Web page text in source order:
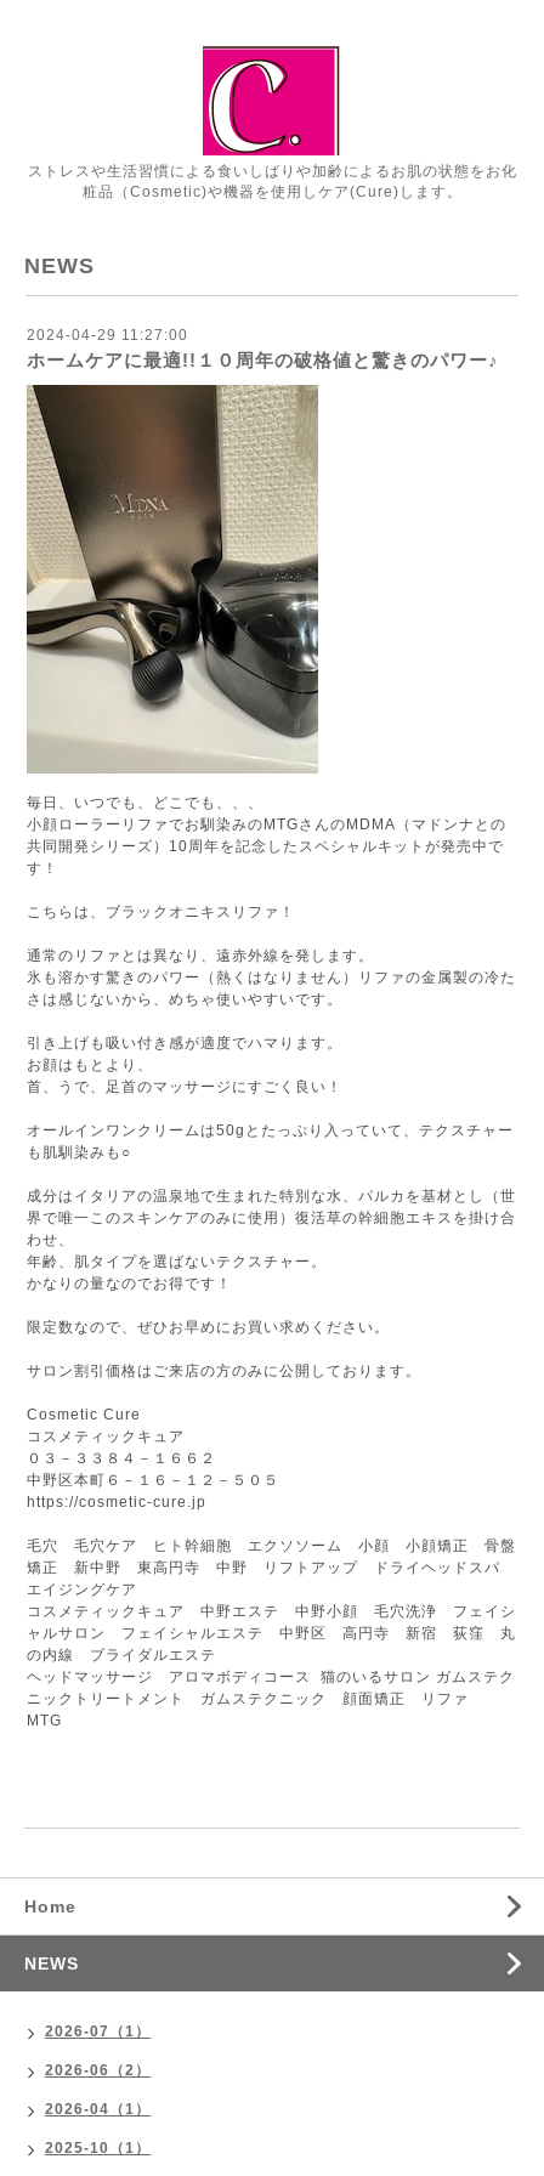
ストレスや生活習慣による食いしばりや加齢によるお肌の状態をお化
粧品（Cosmetic)や機器を使用しケア(Cure)します。
NEWS
2024-04-29 11:27:00
ホームケアに最適!!１０周年の破格値と驚きのパワー♪
毎日、いつでも、どこでも、、、
小顔ローラーリファでお馴染みのMTGさんのMDMA（マドンナとの
共同開発シリーズ）10周年を記念したスペシャルキットが発売中で
す！
こちらは、ブラックオニキスリファ！
通常のリファとは異なり、遠赤外線を発します。
氷も溶かす驚きのパワー（熱くはなりません）リファの金属製の冷た
さは感じないから、めちゃ使いやすいです。
引き上げも吸い付き感が適度でハマります。
お顔はもとより、
首、うで、足首のマッサージにすごく良い！
オールインワンクリームは50gとたっぷり入っていて、テクスチャー
も肌馴染みも○
成分はイタリアの温泉地で生まれた特別な水、パルカを基材とし（世
界で唯一このスキンケアのみに使用）復活草の幹細胞エキスを掛け合
わせ、
年齢、肌タイプを選ばないテクスチャー。
かなりの量なのでお得です！
限定数なので、ぜひお早めにお買い求めください。
サロン割引価格はご来店の方のみに公開しております。
Cosmetic Cure
コスメティックキュア
０３－３３８４－１６６２
中野区本町６－１６－１２－５０５
https://cosmetic-cure.jp
毛穴 毛穴ケア ヒト幹細胞 エクソソーム 小顔 小顔矯正 骨盤
矯正 新中野 東高円寺 中野 リフトアップ ドライヘッドスパ
エイジングケア
コスメティックキュア 中野エステ 中野小顔 毛穴洗浄 フェイシ
ャルサロン フェイシャルエステ 中野区 高円寺 新宿 荻窪 丸
の内線 ブライダルエステ
ヘッドマッサージ アロマボディコース 猫のいるサロン ガムステク
ニックトリートメント ガムステクニック 顔面矯正 リファ
MTG
Home
NEWS
2026-07（1）
2026-06（2）
2026-04（1）
2025-10（1）